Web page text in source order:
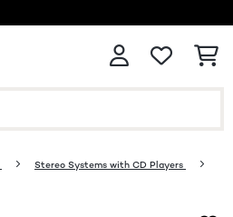
Stereo Systems with CD Players